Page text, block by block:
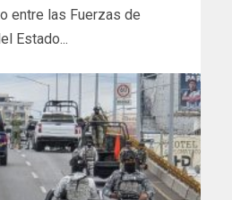
entre las Fuerzas de
Estado...